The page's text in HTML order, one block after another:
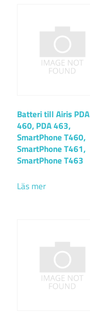
Batteri till Airis PDA
460, PDA 463,
SmartPhone T460,
SmartPhone T461,
SmartPhone T463
Läs mer